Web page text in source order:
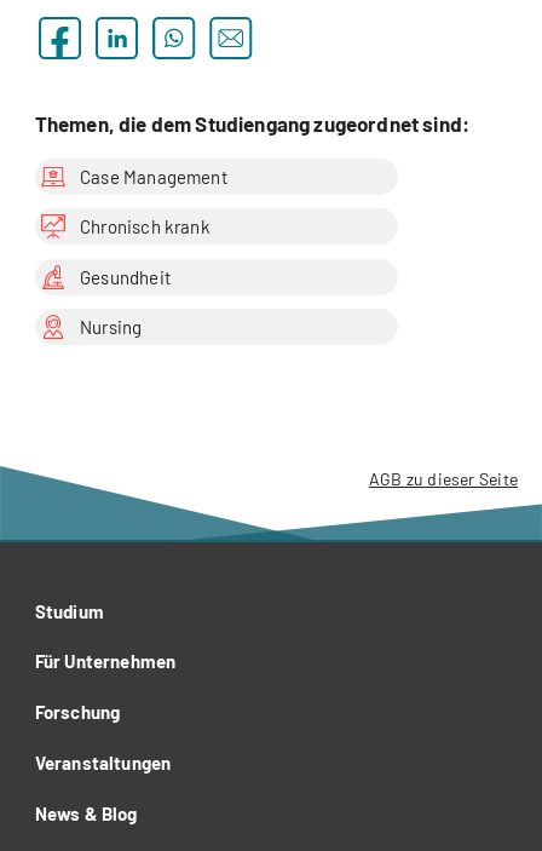
Themen, die dem Studiengang zugeordnet sind:
Case Management
Chronisch krank
Gesundheit
Nursing
AGB zu dieser Seite
Studium
Für Unternehmen
Forschung
Veranstaltungen
News & Blog